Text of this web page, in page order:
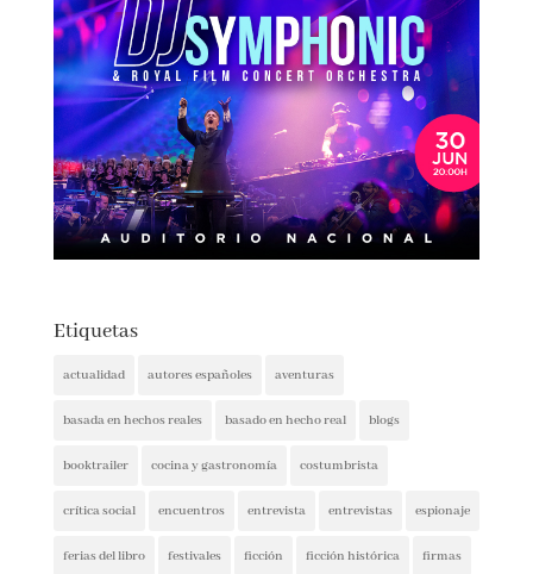
Etiquetas
actualidad autores españoles aventuras
basada en hechos reales basado en hecho real blogs
booktrailer cocina y gastronomía costumbrista
crítica social encuentros entrevista entrevistas espionaje
ferias del libro festivales ficción ficción histórica firmas